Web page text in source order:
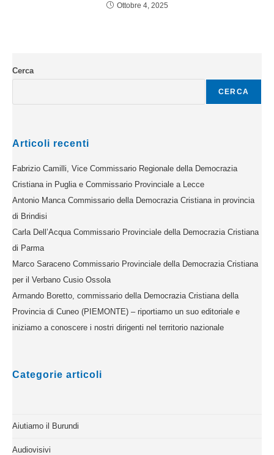
Ottobre 4, 2025
Cerca
CERCA
Articoli recenti
Fabrizio Camilli, Vice Commissario Regionale della Democrazia
Cristiana in Puglia e Commissario Provinciale a Lecce
Antonio Manca Commissario della Democrazia Cristiana in provincia
di Brindisi
Carla Dell’Acqua Commissario Provinciale della Democrazia Cristiana
di Parma
Marco Saraceno Commissario Provinciale della Democrazia Cristiana
per il Verbano Cusio Ossola
Armando Boretto, commissario della Democrazia Cristiana della
Provincia di Cuneo (PIEMONTE) – riportiamo un suo editoriale e
iniziamo a conoscere i nostri dirigenti nel territorio nazionale
Categorie articoli
Aiutiamo il Burundi
Audiovisivi